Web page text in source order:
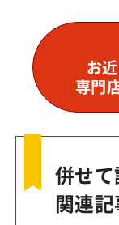
お
専門
併せ
関連